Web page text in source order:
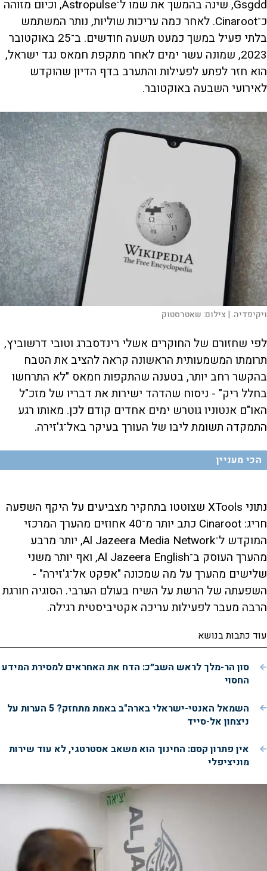
Gsgdd, שינה בהמשך את שמו ל־Astropulse, וכיום מזוהה
כ־Cinaroot. לאחר כמה עריכות שוליות, נותר המשתמש
בלתי פעיל במשך כמעט תשעה חודשים. ב־25 באוקטובר
2023, שמונה עשר ימים לאחר מתקפת חמאס נגד ישראל,
הוא חזר לפתע לפעילות והתערב בדף הדיון שהוקדש
לאירועי השבעה באוקטובר.
ויקיפדיה. | צילום:שאטרסטוק
לפי שחזורם של החוקרים אשלי רינדסברג וטובי דרשוביץ,
תרומתו המשמעותית הראשונה קראה להציב את הטבח
בהקשר רחב יותר, בטענה שהתקפות חמאס "לא התרחשו
בחלל ריק" - ניסוח שהדהד ישירות את דבריו של מזכ"ל
האו"ם אנטוניו גוטרש ימים אחדים קודם לכן. מאותו רגע
התמקדה תשומת ליבו של העורך בעיקר באל־ג'זירה.
הכי מעניין
נתוני XTools שצוטטו בתחקיר מצביעים על היקף השפעה
חריג: Cinaroot כתב יותר מ־40 אחוזים מהערך המרכזי
המוקדש ל־Al Jazeera Media Network, יותר מרבע
מהערך העוסק ב־Al Jazeera English, ואף יותר משני
שלישים מהערך על מה שמכונה "אפקט אל־ג'זירה" -
השפעתה של הרשת על השיח בעולם הערבי. הסוגיה חורגת
הרבה מעבר לפעילות עריכה אקטיביסטית רגילה.
עוד כתבות בנושא
סון הר-מלך לראש השב״כ: הדח את האחראים למסירת המידע
החסוי
השמאל האנטי-ישראלי בארה"ב באמת מתחזק? 5 הערות על
ניצחון אל-סייד
אין פתרון קסם: החינוך הוא משאב אסטרטגי, לא עוד שירות
מוניציפלי